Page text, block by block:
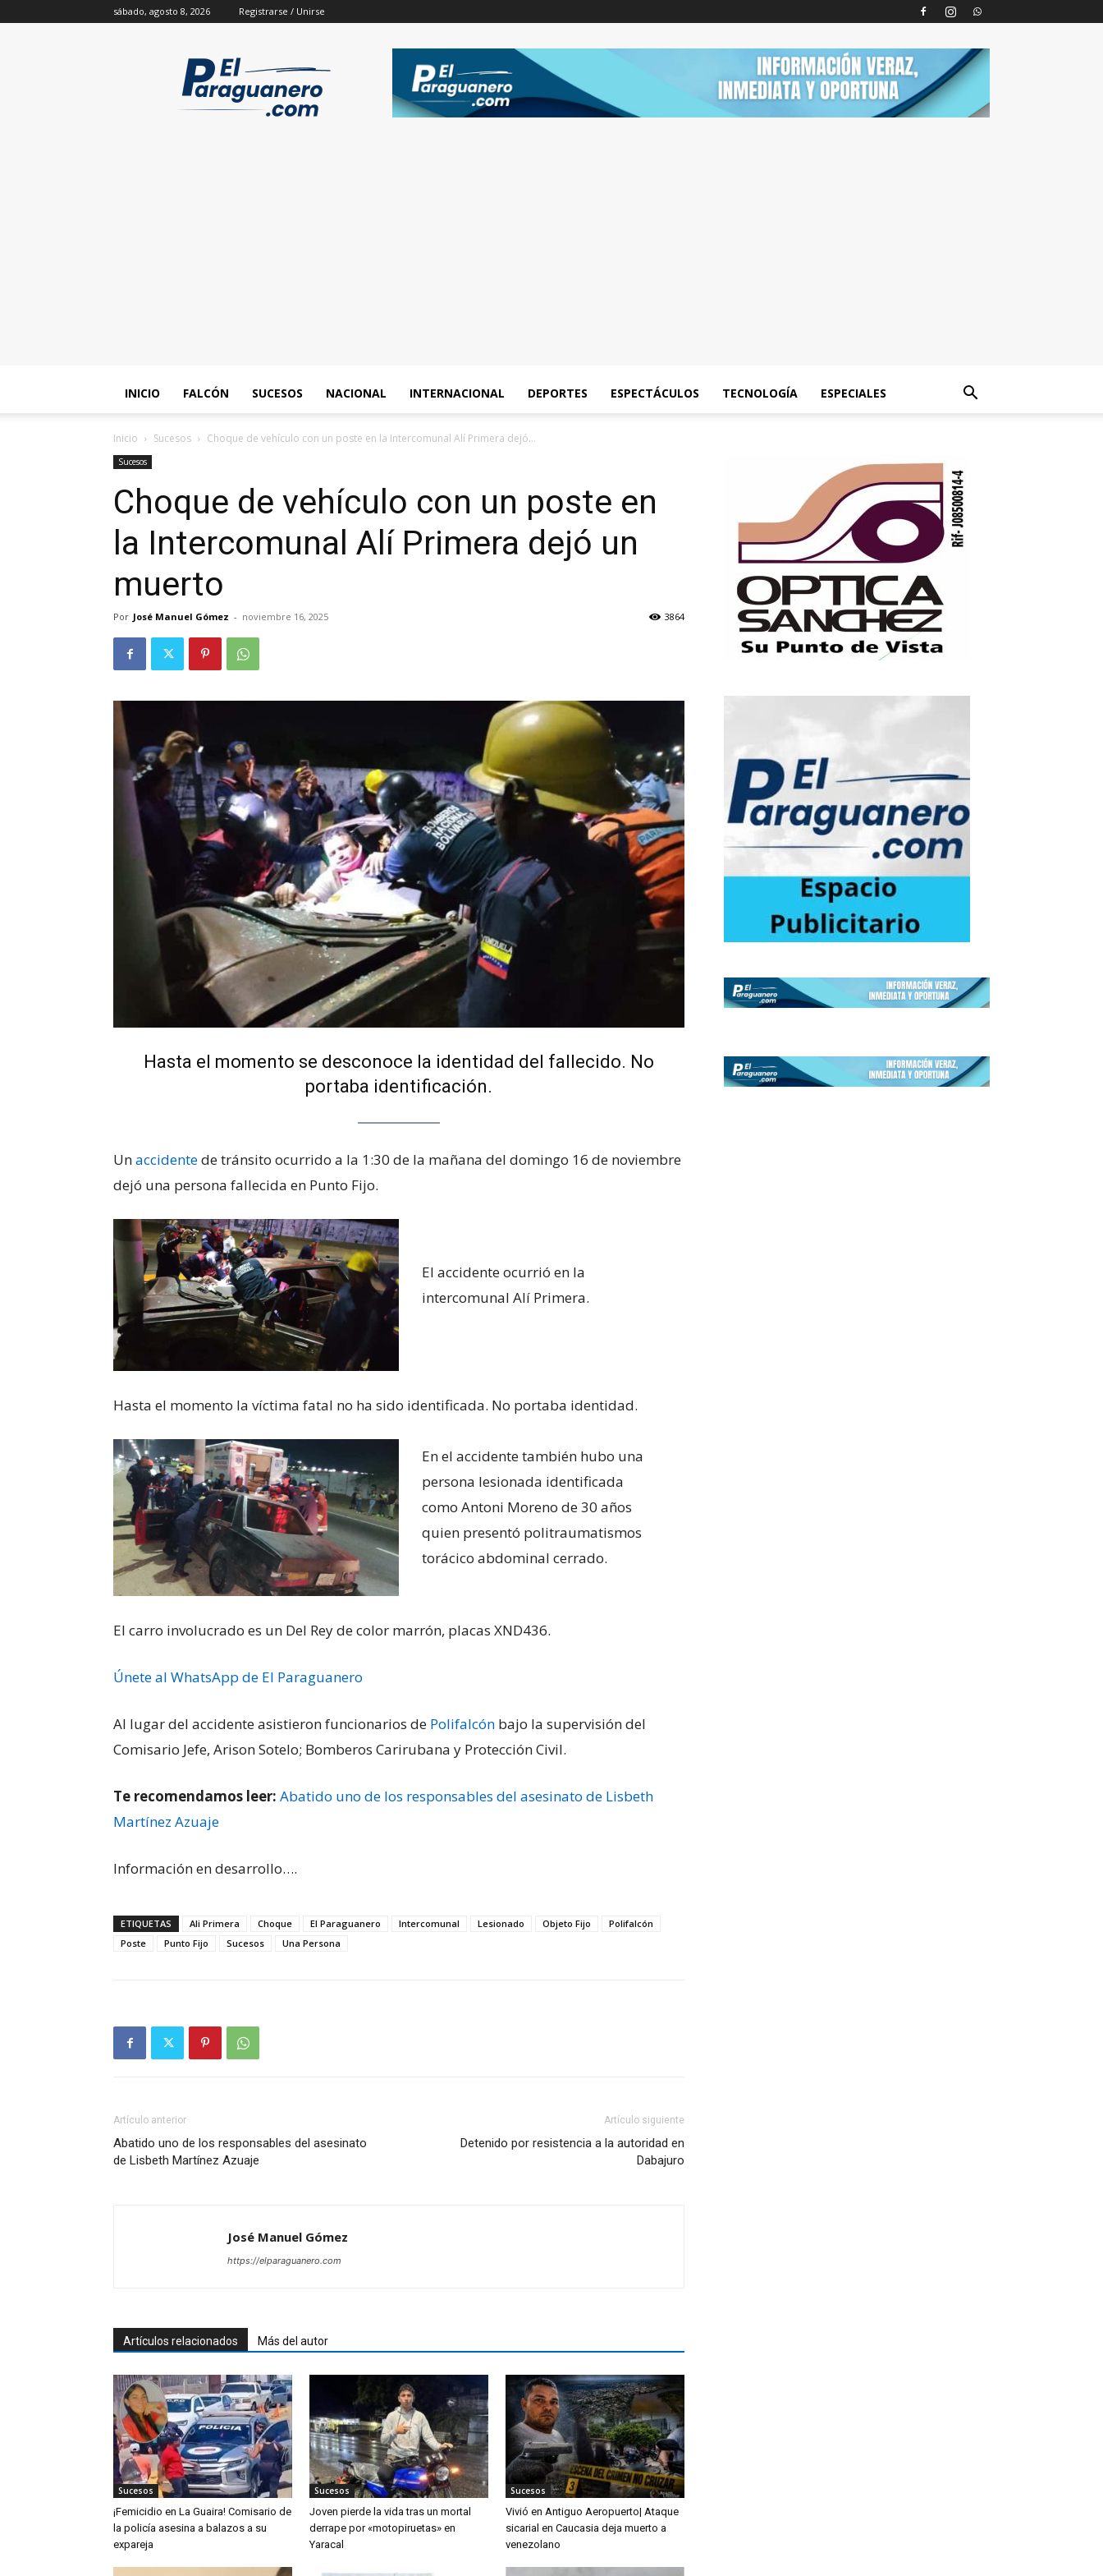
sábado, agosto 8, 2026 Registrarse / Unirse
INICIO FALCÓN SUCESOS NACIONAL INTERNACIONAL DEPORTES ESPECTÁCULOS TECNOLOGÍA ESPECIALES
Inicio Sucesos Choque de vehículo con un poste en la Intercomunal Alí Primera dejó...
Sucesos
Choque de vehículo con un poste en
la Intercomunal Alí Primera dejó un
muerto
Por José Manuel Gómez - noviembre 16, 2025 3864
Hasta el momento se desconoce la identidad del fallecido. No
portaba identificación.
Unaccidentede tránsito ocurrido a la 1:30 de la mañana del domingo 16 de noviembre
dejó una persona fallecida en Punto Fijo.
El accidente ocurrió en la
intercomunal Alí Primera.
Hasta el momento la víctima fatal no ha sido identificada. No portaba identidad.
En el accidente también hubo una
persona lesionada identificada
como Antoni Moreno de 30 años
quien presentó politraumatismos
torácico abdominal cerrado.
El carro involucrado es un Del Rey de color marrón, placas XND436.
Únete al WhatsApp de El Paraguanero
Al lugar del accidente asistieron funcionarios de Polifalcón bajo la supervisión del
Comisario Jefe, Arison Sotelo; Bomberos Carirubana y Protección Civil.
Te recomendamos leer: Abatido uno de los responsables del asesinato de Lisbeth
Martínez Azuaje
Información en desarrollo….
ETIQUETAS Ali Primera Choque El Paraguanero Intercomunal Lesionado Objeto Fijo
Polifalcón
Poste
Punto Fijo Sucesos Una Persona
Artículo anterior
Abatido uno de los responsables del asesinato
de Lisbeth Martínez Azuaje
Artículo siguiente
Detenido por resistencia a la autoridad en
Dabajuro
José Manuel Gómez
https://elparaguanero.com
Artículos relacionados Más del autor
Sucesos
¡Femicidio en La Guaira! Comisario de
la policía asesina a balazos a su
expareja
Sucesos
Joven pierde la vida tras un mortal
derrape por «motopiruetas» en
Yaracal
Sucesos
Vivió en Antiguo Aeropuerto| Ataque
sicarial en Caucasia deja muerto a
venezolano